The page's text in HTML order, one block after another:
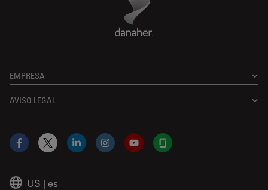
EMPRESA
AVISO LEGAL
US | es
Facebook
X LinkedInInstagramYouTubeGlassdoor